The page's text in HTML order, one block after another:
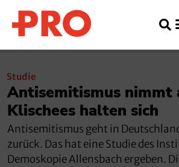
Studie
Antisemitismus nimmt
Klischees halten sich
Antisemitismus geht in
zurück. Das hat eine Studie des
Demoskopie Allensbach ergeben.